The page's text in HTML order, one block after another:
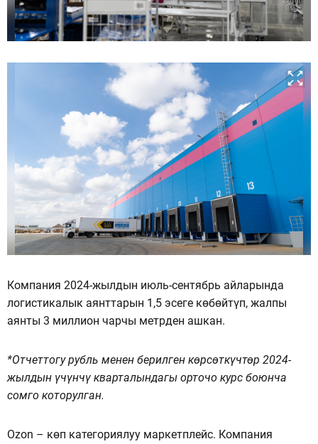
Компания 2024-жылдын июль-сентябрь айларында
логистикалык аянттарын 1,5 эсеге көбөйтүп, жалпы
аянты 3 миллион чарчы метрден ашкан.
*Отчеттогу рубль менен берилген көрсөткүчтөр 2024-
жылдын үчүнчү кварталындагы орточо курс боюнча
сомго которулган.
Ozon – көп категориялуу маркетплейс. Компания